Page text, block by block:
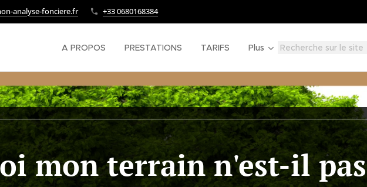
analyse-fonciere.fr +33 0680168384
A PROPOS PRESTATIONS TARIFS Plus
mon terrain n'est-il pas